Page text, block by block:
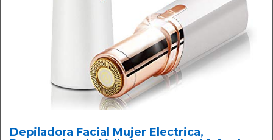
Depiladora Facial Mujer Electrica,